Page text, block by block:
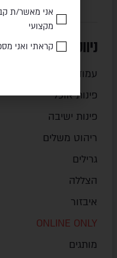
ניווט מהיר
עמוד הבית
פינות אוכל
פינות ישיבה
ריהוט משלים
גרילים
הצללה
איבזור
ONLINE ONLY
מותגים
אני מאשר/ת
מקצועי
קראתי ואני